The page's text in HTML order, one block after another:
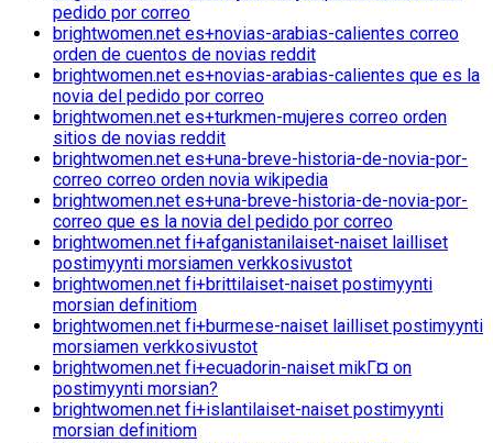
pedido por correo
brightwomen.net es+novias-arabias-calientes correo
orden de cuentos de novias reddit
brightwomen.net es+novias-arabias-calientes que es la
novia del pedido por correo
brightwomen.net es+turkmen-mujeres correo orden
sitios de novias reddit
brightwomen.net es+una-breve-historia-de-novia-por-
correo correo orden novia wikipedia
brightwomen.net es+una-breve-historia-de-novia-por-
correo que es la novia del pedido por correo
brightwomen.net fi+afganistanilaiset-naiset lailliset
postimyynti morsiamen verkkosivustot
brightwomen.net fi+brittilaiset-naiset postimyynti
morsian definitiom
brightwomen.net fi+burmese-naiset lailliset postimyynti
morsiamen verkkosivustot
brightwomen.net fi+ecuadorin-naiset mikГ¤ on
postimyynti morsian?
brightwomen.net fi+islantilaiset-naiset postimyynti
morsian definitiom